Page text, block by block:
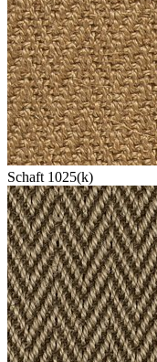
Schaft 1025(k)